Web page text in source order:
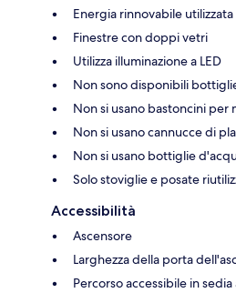
Energia rinnovabile utilizzata
Finestre con doppi vetri
Utilizza illuminazione a LED
Non sono disponibili
Non si usano bastoncini per
Non si usano cannucce di
Non si usano bottiglie
Solo stoviglie e posate
Accessibilità
Ascensore
Larghezza della porta
Percorso accessibile in